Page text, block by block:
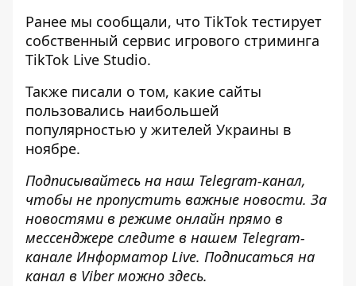
Ранее мы сообщали, что TikTok тестирует
собственный сервис игрового стриминга
TikTok Live Studio.
Также писали о том, какие сайты
пользовались наибольшей
популярностью у жителей Украины в
ноябре.
Подписывайтесь на наш Telegram-канал,
чтобы не пропустить важные новости. За
новостями в режиме онлайн прямо в
мессенджере следите в нашем Telegram-
канале Информатор Live. Подписаться на
канал в Viber можно здесь.